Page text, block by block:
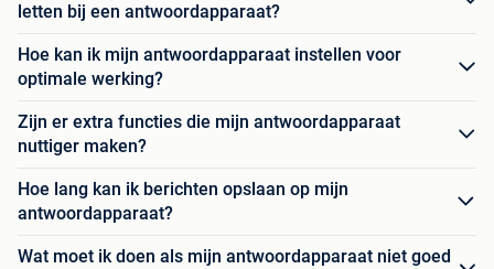
letten bij een antwoordapparaat?
Hoe kan ik mijn antwoordapparaat instellen voor
optimale werking?
Zijn er extra functies die mijn antwoordapparaat
nuttiger maken?
Hoe lang kan ik berichten opslaan op mijn
antwoordapparaat?
Wat moet ik doen als mijn antwoordapparaat niet goed